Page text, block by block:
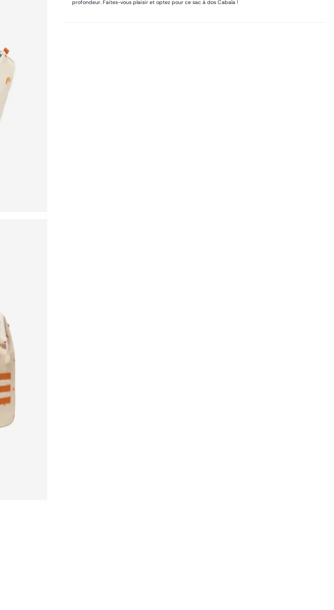
profondeur. Faites-vous plaisir et optez pour ce sac à dos Cabaïa !